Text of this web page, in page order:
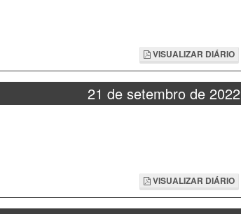
VISUALIZAR DIÁRIO
21 de setembro de 2022
VISUALIZAR DIÁRIO